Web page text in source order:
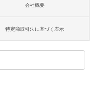
会社概要
特定商取引法に基づく表示